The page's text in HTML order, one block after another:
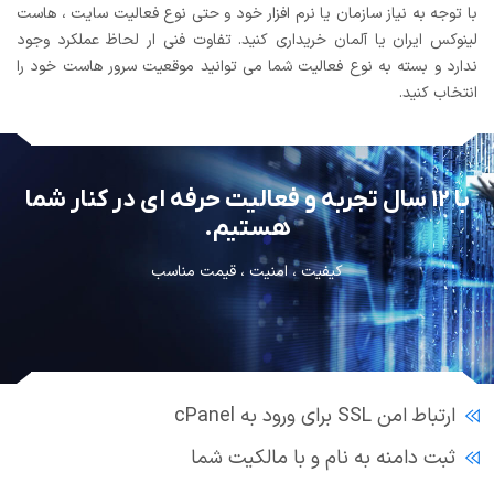
با توجه به نیاز سازمان یا نرم افزار خود و حتی نوع فعالیت سایت ، هاست
لینوکس ایران یا آلمان خریداری کنید. تفاوت فنی ار لحاظ عملکرد وجود
ندارد و بسته به نوع فعالیت شما می توانید موقعیت سرور هاست خود را
انتخاب کنید.
با 12 سال تجربه و فعالیت حرفه ای در کنار شما
هستیم.
کیفیت ، امنیت ، قیمت مناسب
ارتباط امن SSL برای ورود به cPanel
ثبت دامنه به نام و با مالکیت شما